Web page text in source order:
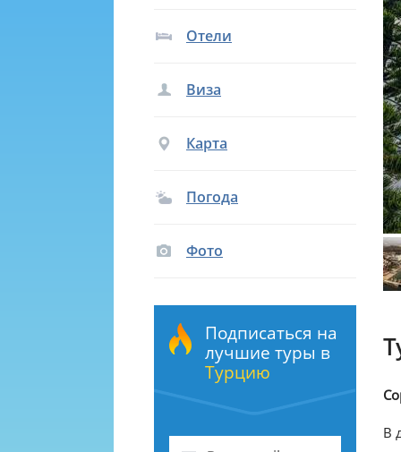
Отели
Виза
Карта
Погода
Фото
Подписаться на
лучшие туры в
Турцию
В